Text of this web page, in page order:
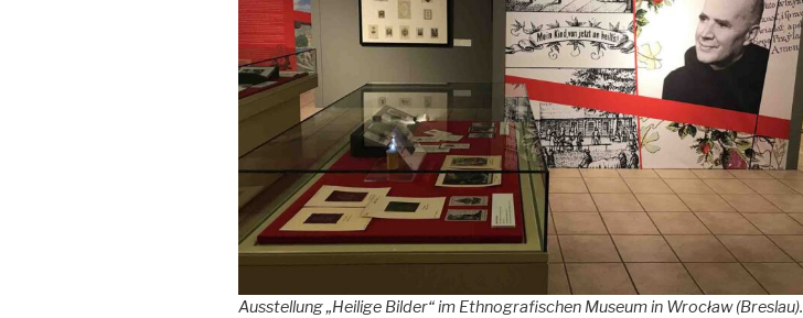
Ausstellung „Heilige Bilder“ im Ethnografischen Museum in Wrocław (Breslau).